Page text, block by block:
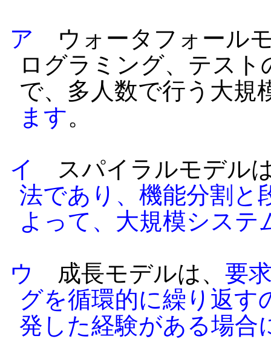
ア ウォータフォール
ログラミング、テス
で、多人数で行う大規
ます。
イ
スパイラルモデル
法であり、機能分割と
よって、大規模システ
ウ
成長モデルは、 要
グを循環的に繰り返す
発した経験がある場合